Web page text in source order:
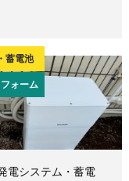
蓄電池
ォーム
電システム・蓄電